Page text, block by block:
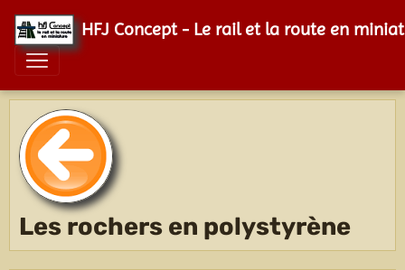
HFJ Concept - Le rail et la route en
Les rochers en polystyrène